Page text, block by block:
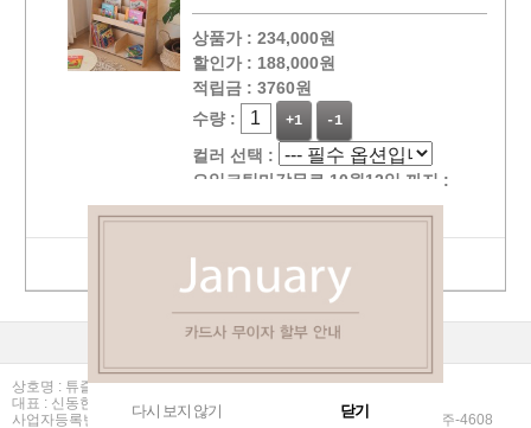
상품가 : 234,000원
할인가 : 188,000원
적립금 : 3760원
수량 :
+1 -1
컬러 선택 :
오일코팅마감무료 10월12일 까지 :
선택상품 장바구니 담기
PC버젼 이용안내 고객센터
상호명 : 튜즐
대표 : 신동현 | 개인정보관리책임자 : 신동현
사업자등록번호 :106-10-43849 | 통신판매업신고번호 : 2013-경기파주-4608
다시 보지 않기 닫기